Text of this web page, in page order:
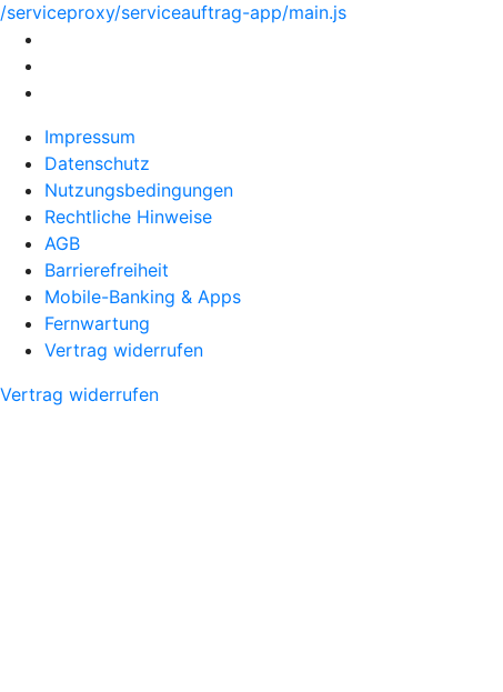
/serviceproxy/serviceauftrag-app/main.js
Impressum
Datenschutz
Nutzungsbedingungen
Rechtliche Hinweise
AGB
Barrierefreiheit
Mobile-Banking & Apps
Fernwartung
Vertrag widerrufen
Vertrag widerrufen